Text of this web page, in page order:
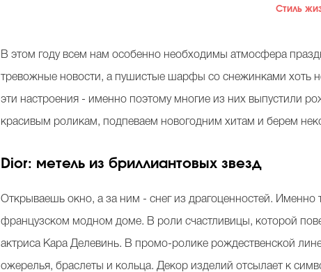
Стиль
В этом году всем нам особенно необходимы атмосфера
тревожные новости, а пушистые шарфы со снежинками хоть
эти настроения - именно поэтому многие из них выпустили
красивым роликам, подпеваем новогодним хитам и берем
Dior: метель из бриллиантовых звезд
Открываешь окно, а за ним - снег из драгоценностей.
французском модном доме. В роли счастливицы, которой
актриса Кара Делевинь. В промо-ролике рождественской
ожерелья, браслеты и кольца. Декор изделий отсылает к